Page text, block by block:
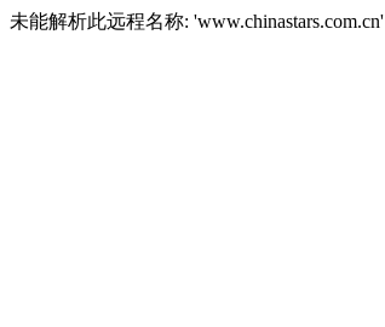
未能解析此远程名称: 'www.chinastars.com.cn'